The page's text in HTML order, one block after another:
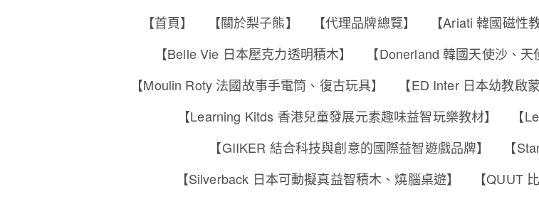
【首頁】 【關於梨子熊】 【代理品牌總覽】 【Ariati 韓國磁性
【Belle Vie 日本壓克力透明積木】
【Donerland 韓國天使沙、天
【Moulin Roty 法國故事手電筒、復古玩具】
【ED Inter 日本幼教啟
【Learning Kitds 香港兒童發展元素趣味益智玩樂教材】
【
【GIIKER 結合科技與創意的國際益智遊戲品牌】
【
【Silverback 日本可動擬真益智積木、燒腦桌遊】
【QUUT